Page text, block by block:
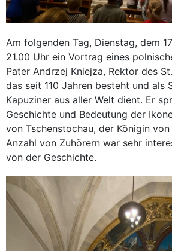
Am folgenden Tag, Dienstag, dem
21.00 Uhr ein Vortrag eines
Pater Andrzej Kniejza, Rektor des
das seit 110 Jahren besteht und als
Kapuziner aus aller Welt dient. Er
Geschichte und Bedeutung der
von Tschenstochau, der Königin
Anzahl von Zuhörern war sehr
von der Geschichte.